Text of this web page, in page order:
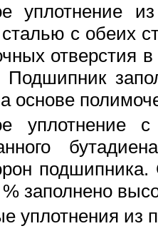
уплотнение
с обеих
отверстия
Подшипник
основе
уплотнение
заполнено
уплотнения из